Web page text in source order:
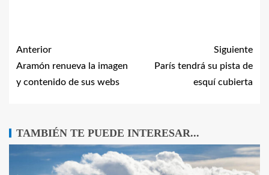
Anterior
Aramón renueva la imagen
y contenido de sus webs
Siguiente
París tendrá su pista de
esquí cubierta
TAMBIÉN TE PUEDE INTERESAR...